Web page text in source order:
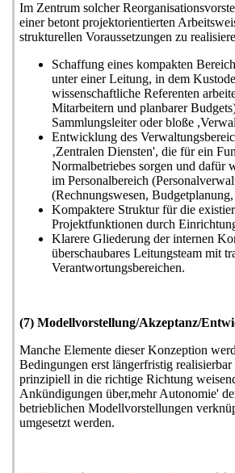
Im Zentrum solcher
einer betont projektorientierten
strukturellen Voraussetzungen zu
Schaffung eines kompakten
unter einer Leitung, in dem
wissenschaftliche Referenten
Mitarbeitern und planbarer
Sammlungsleiter oder bloße
Entwicklung des
‚Zentralen Diensten', die für ein
Normalbetriebes sorgen und dafür
im Personalbereich
(Rechnungswesen,
Kompaktere Struktur für die
Projektfunktionen durch
Klarere Gliederung der internen
überschaubares Leitungsteam mit
Verantwortungsbereichen.
(7) Modellvorstellung/Akzeptanz/
Manche Elemente dieser Konzeption
Bedingungen erst längerfristig
prinzipiell in die richtige Richtung
Ankündigungen über,mehr Autonomie'
betrieblichen Modellvorstellungen
umgesetzt werden.